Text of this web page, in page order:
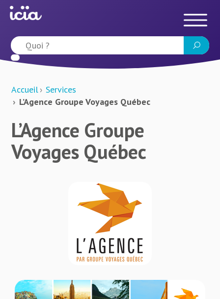
Accueil
Services
L’Agence Groupe Voyages Québec
L’Agence Groupe
Voyages Québec